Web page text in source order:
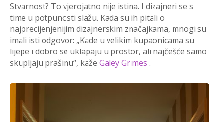
Stvarnost? To vjerojatno nije istina. I dizajneri se s
time u potpunosti slažu. Kada su ih pitali o
najprecijenjenijim dizajnerskim značajkama, mnogi su
imali isti odgovor: „Kade u velikim kupaonicama su
lijepe i dobro se uklapaju u prostor, ali najčešće samo
skupljaju prašinu“, kaže Galey Grimes .